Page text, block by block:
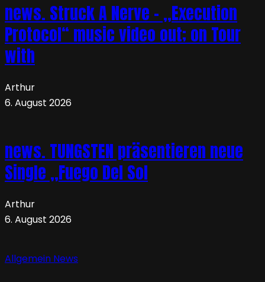
news. Struck A Nerve – „Execution
Protocol“ music video out; on Tour
with
Arthur
6. August 2026
news. TUNGSTEN präsentieren neue
Single „Fuego Del Sol
Arthur
6. August 2026
Allgemein News